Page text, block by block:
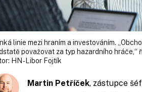
linie mezi hraním a investováním.
považovat za typ hazardního hráče,“
HN - Libor Fojtík
Martin Petříček, zástupce